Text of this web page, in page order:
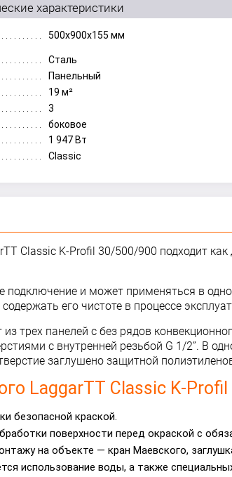
характеристики
500x900x155 мм
Сталь
Панельный
19 м²
3
боковое
1 947 Вт
Classic
Classic K-Profil 30/500/900 подходит
подключение и может применяться в
его чистоте в процессе
из трех панелей с без рядов
с внутренней резьбой G 1/2”. В
заглушено защитной
LaggarTT Classic K-
безопасной краской.
поверхности перед окраской с
на объекте — кран Маевского,
использование воды, а также